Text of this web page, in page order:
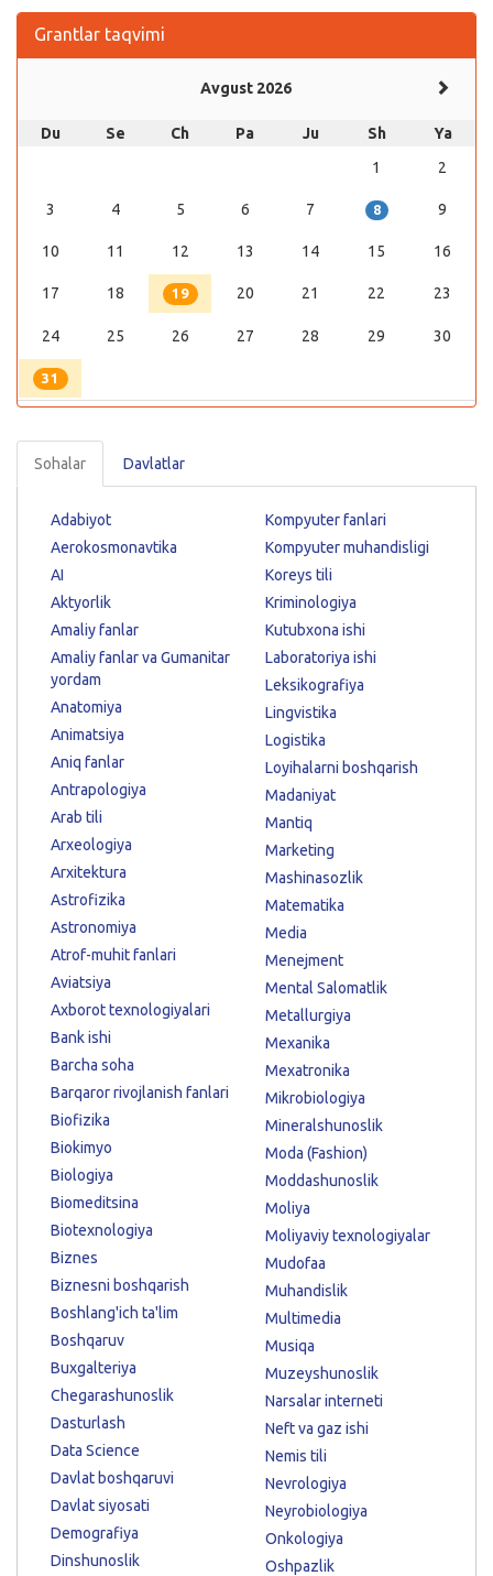
Grantlar taqvimi
Avgust 2026
Du Se Ch Pa Ju Sh
Ya
1
2
3 4 5 6 7 8 9
10 11 12 13 14 15 16
17 18 19 20 21 22 23
24 25 26 27 28 29 30
31
Sohalar Davlatlar
Adabiyot
Aerokosmonavtika
AI
Aktyorlik
Amaliy fanlar
Amaliy fanlar va Gumanitar
yordam
Anatomiya
Animatsiya
Aniq fanlar
Antrapologiya
Arab tili
Arxeologiya
Arxitektura
Astrofizika
Astronomiya
Atrof-muhit fanlari
Aviatsiya
Axborot texnologiyalari
Bank ishi
Barcha soha
Barqaror rivojlanish fanlari
Biofizika
Biokimyo
Biologiya
Biomeditsina
Biotexnologiya
Biznes
Biznesni boshqarish
Boshlang'ich ta'lim
Boshqaruv
Buxgalteriya
Chegarashunoslik
Dasturlash
Data Science
Davlat boshqaruvi
Davlat siyosati
Demografiya
Dinshunoslik
Kompyuter fanlari
Kompyuter muhandisligi
Koreys tili
Kriminologiya
Kutubxona ishi
Laboratoriya ishi
Leksikografiya
Lingvistika
Logistika
Loyihalarni boshqarish
Madaniyat
Mantiq
Marketing
Mashinasozlik
Matematika
Media
Menejment
Mental Salomatlik
Metallurgiya
Mexanika
Mexatronika
Mikrobiologiya
Mineralshunoslik
Moda (Fashion)
Moddashunoslik
Moliya
Moliyaviy texnologiyalar
Mudofaa
Muhandislik
Multimedia
Musiqa
Muzeyshunoslik
Narsalar interneti
Neft va gaz ishi
Nemis tili
Nevrologiya
Neyrobiologiya
Onkologiya
Oshpazlik